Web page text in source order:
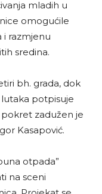
mladih u
omogućile
i razmjenu
sredina.
bh. grada, dok
potpisuje
pokret zadužen je
Kasapović.
otpada”
na sceni